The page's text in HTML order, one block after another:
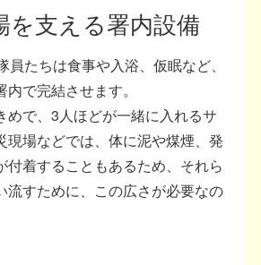
を支える署内設備
員たちは食事や入浴、仮眠など、
で完結させます。
めで、3人ほどが一緒に入れるサ
現場などでは、体に泥や煤煙、発
付着することもあるため、それら
流すために、この広さが必要なの